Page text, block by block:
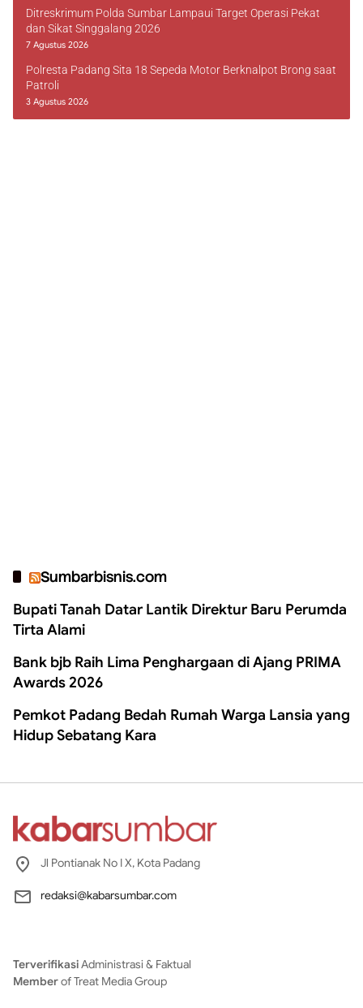
Ditreskrimum Polda Sumbar Lampaui Target Operasi Pekat
dan Sikat Singgalang 2026
7 Agustus 2026
Polresta Padang Sita 18 Sepeda Motor Berknalpot Brong saat
Patroli
3 Agustus 2026
Sumbarbisnis.com
Bupati Tanah Datar Lantik Direktur Baru Perumda
Tirta Alami
Bank bjb Raih Lima Penghargaan di Ajang PRIMA
Awards 2026
Pemkot Padang Bedah Rumah Warga Lansia yang
Hidup Sebatang Kara
Jl Pontianak No I X, Kota Padang
redaksi@kabarsumbar.com
TerverifikasiAdministrasi & Faktual
Memberof Treat Media Group